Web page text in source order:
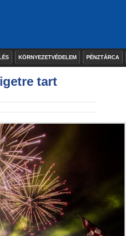
KÖRNYEZETVÉDELEM PÉNZTÁRCA
tart